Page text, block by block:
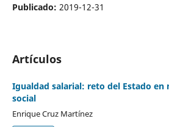
Publicado: 2019-12-31
Artículos
Igualdad salarial: reto del Estado en
social
Enrique Cruz Martínez